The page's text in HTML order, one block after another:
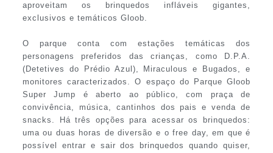
aproveitam os brinquedos infláveis gigantes,
exclusivos e temáticos Gloob.
O parque conta com estações temáticas dos
personagens preferidos das crianças, como D.P.A.
(Detetives do Prédio Azul), Miraculous e Bugados, e
monitores caracterizados. O espaço do Parque Gloob
Super Jump é aberto ao público, com praça de
convivência, música, cantinhos dos pais e venda de
snacks. Há três opções para acessar os brinquedos:
uma ou duas horas de diversão e o free day, em que é
possível entrar e sair dos brinquedos quando quiser,